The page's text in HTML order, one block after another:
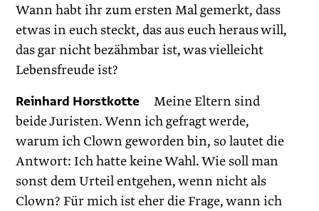
Wann habt ihr zum ersten Mal gemerkt, dass
etwas in euch steckt, das aus euch heraus will,
das gar nicht bezähmbar ist, was vielleicht
Lebensfreude ist?
Reinhard Horstkotte Meine Eltern sind
beide Juristen. Wenn ich gefragt werde,
warum ich Clown geworden bin, so lautet die
Antwort: Ich hatte keine Wahl. Wie soll man
sonst dem Urteil entgehen, wenn nicht als
Clown? Für mich ist eher die Frage, wann ich